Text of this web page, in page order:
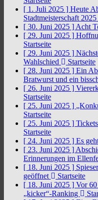
[ 1. Juli 2025 ] Heute
Stadtmeisterschaft 2025
[ 30. Juni 2025 ] Acht
[ 29. Juni 2025 ]
Startseite
[ 29. Juni 2025 ]
Wahlschied
Startseite
[ 28. Juni 2025 ] Ein
Bratwurst und ein
[ 26. Juni 2025 ]
Startseite
[ 25. Juni 2025 ]
Startseite
[ 25. Juni 2025 ]
Startseite
[ 24. Juni 2025 ] Es
[ 23. Juni 2025 ]
Erinnerungen im
[ 18. Juni 2025 ]
geöffnet
Startseite
[ 18. Juni 2025 ] Vor
„kicker“-Ranking